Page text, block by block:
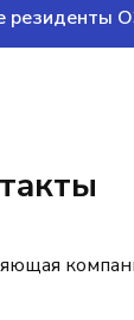
резиденты